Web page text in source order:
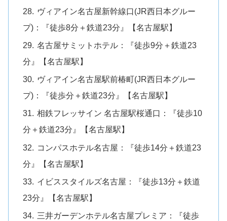
ヴィアイン名古屋新幹線口(JR西日本グルー
プ)：『徒歩8分＋鉄道23分』【名古屋駅】
名古屋サミットホテル：『徒歩9分＋鉄道23
分』【名古屋駅】
ヴィアイン名古屋駅前椿町(JR西日本グルー
プ)：『徒歩分＋鉄道23分』【名古屋駅】
相鉄フレッサイン 名古屋駅桜通口：『徒歩10
分＋鉄道23分』【名古屋駅】
コンパスホテル名古屋：『徒歩14分＋鉄道23
分』【名古屋駅】
イビススタイルズ名古屋：『徒歩13分＋鉄道
23分』【名古屋駅】
三井ガーデンホテル名古屋プレミア：『徒歩